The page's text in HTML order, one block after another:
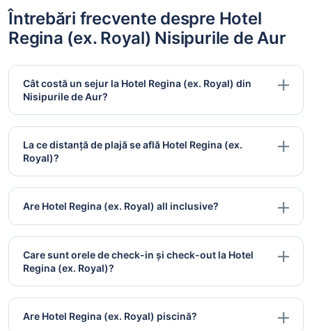
Întrebări frecvente despre Hotel
Regina (ex. Royal) Nisipurile de Aur
Cât costă un sejur la Hotel Regina (ex. Royal) din
Nisipurile de Aur?
La ce distanță de plajă se află Hotel Regina (ex.
Royal)?
Are Hotel Regina (ex. Royal) all inclusive?
Care sunt orele de check-in și check-out la Hotel
Regina (ex. Royal)?
Are Hotel Regina (ex. Royal) piscină?